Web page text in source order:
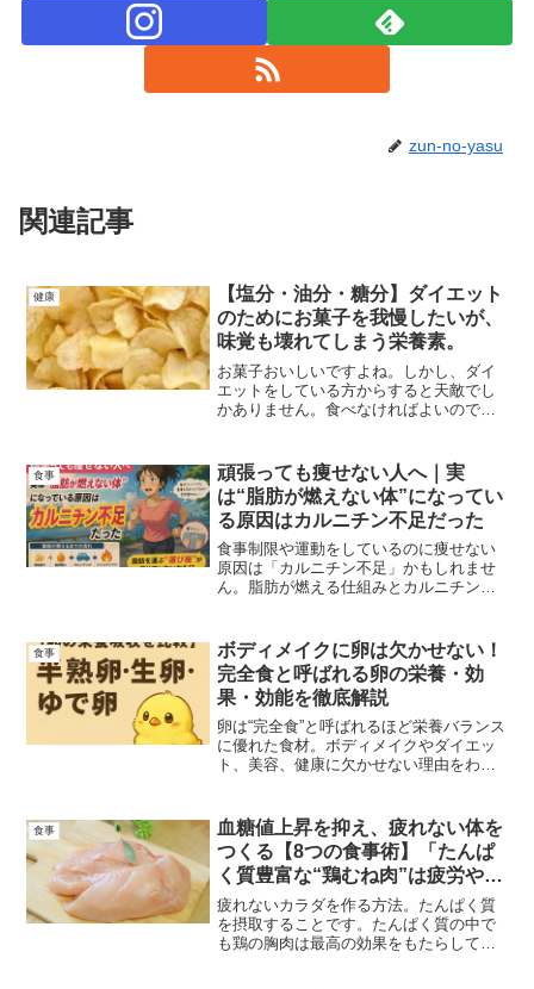
zun-no-yasu
関連記事
健康
【塩分・油分・糖分】ダイエット
のためにお菓子を我慢したいが、
味覚も壊れてしまう栄養素。
お菓子おいしいですよね。しかし、ダイ
エットをしている方からすると天敵でし
かありません。食べなければよいのです
す。そんなお菓子について解説していま
す。
食事
頑張っても痩せない人へ｜実
は“脂肪が燃えない体”になってい
る原因はカルニチン不足だった
食事制限や運動をしているのに痩せない
原因は「カルニチン不足」かもしれませ
ん。脂肪が燃える仕組みとカルニチンの
かりやすく解説します。
食事
ボディメイクに卵は欠かせない！
完全食と呼ばれる卵の栄養・効
果・効能を徹底解説
卵は“完全食”と呼ばれるほど栄養バランス
に優れた食材。ボディメイクやダイエッ
ト、美容、健康に欠かせない理由をわか
イミングも詳しく紹介します。
食事
血糖値上昇を抑え、疲れない体を
つくる【8つの食事術】「たんぱ
く質豊富な“鶏むね肉”は疲労や老
化を避ける“ミラクルフード」
疲れないカラダを作る方法。たんぱく質
を摂取することです。たんぱく質の中で
も鶏の胸肉は最高の効果をもたらしてく